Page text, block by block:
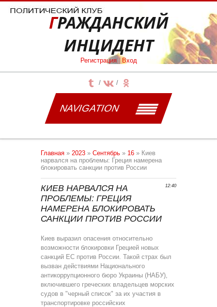
ГРАЖДАНСКИЙ
ИНЦИДЕНТ
Регистрация Вход
NAVIGATION
Главная » 2023 » Сентябрь » 16 » Киев
нарвался на проблемы: Греция намерена
блокировать санкции против России
12:40
КИЕВ НАРВАЛСЯ НА
ПРОБЛЕМЫ: ГРЕЦИЯ
НАМЕРЕНА БЛОКИРОВАТЬ
САНКЦИИ ПРОТИВ РОССИИ
Киев выразил опасения относительно
возможности блокировки Грецией новых
санкций ЕС против России. Такой страх был
вызван действиями Национального
антикоррупционного бюро Украины (НАБУ),
включившего греческих владельцев морских
судов в "черный список" за их участия в
транспортировке российских